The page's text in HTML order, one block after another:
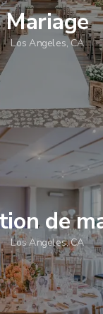
Mariage
Los Angeles, CA
de
Los Angeles, CA